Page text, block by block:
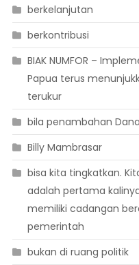
berkelanjutan
berkontribusi
BIAK NUMFOR –
Papua terus
terukur
bila penambahan
Billy Mambrasar
bisa kita tingkatkan.
adalah pertama
memiliki cadangan
pemerintah
bukan di ruang politik